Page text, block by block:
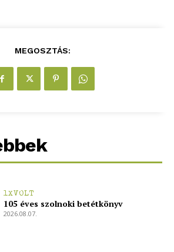
MEGOSZTÁS:
1XVOLT
105 éves szolnoki betétkönyv
2026.08.07.